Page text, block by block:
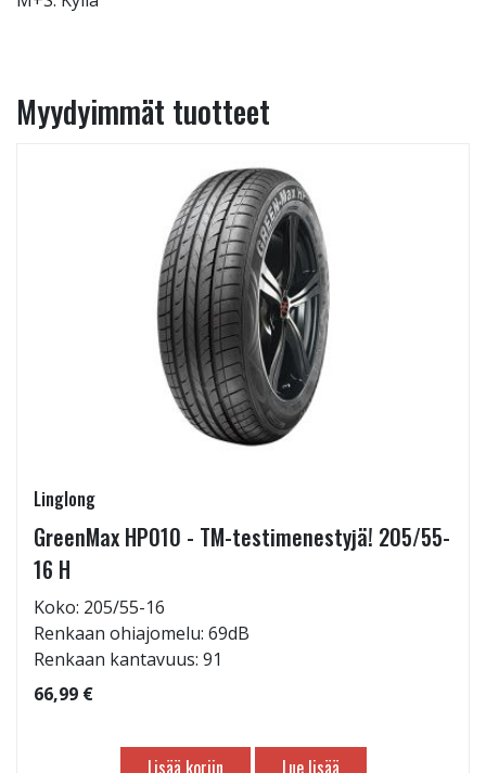
Myydyimmät tuotteet
Linglong
GreenMax HP010 - TM-testimenestyjä! 205/55-
16 H
Koko: 205/55-16
Renkaan ohiajomelu: 69dB
Renkaan kantavuus: 91
66,99 €
Lisää koriin Lue lisää